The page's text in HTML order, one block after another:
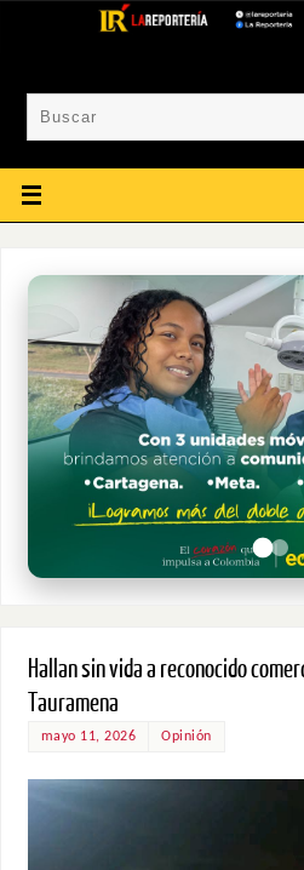
Hallan sin vida a reconocido
Tauramena
mayo 11, 2026 Opinión